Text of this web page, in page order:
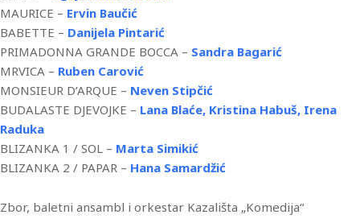
MAURICE – Ervin Baučić
BABETTE – Danijela Pintarić
PRIMADONNA GRANDE BOCCA – Sandra Bagarić
MRVICA – Ruben Carović
MONSIEUR D’ARQUE – Neven Stipčić
BUDALASTE DJEVOJKE – Lana Blaće, Kristina Habuš, Irena
Raduka
BLIZANKA 1 / SOL – Marta Simikić
BLIZANKA 2 / PAPAR – Hana Samardžić
Zbor, baletni ansambl i orkestar Kazališta „Komedija“